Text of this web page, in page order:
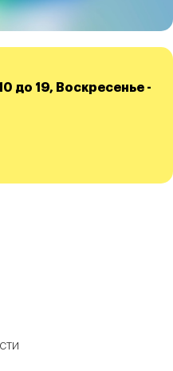
до 19, Воскресенье -